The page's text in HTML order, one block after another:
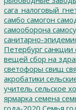
самбо самогон
самооборона
санитарно-
Петербург санкции
вещей сбор на
светофоры свищ
акробатики
учитель сельское
ярмарка семена
года-2020 Семья